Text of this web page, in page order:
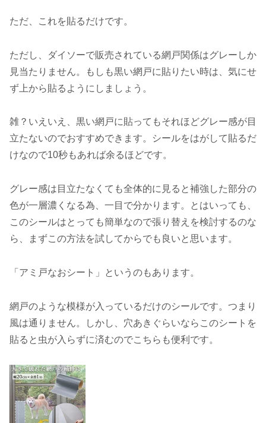
ただ、これを貼るだけです。
ただし、ダイソーで販売されている網戸関係はグレーしか
見当たりません。もしも黒い網戸に貼りたい時は、気にせ
ず上から貼るようにしましょう。
雑？いえいえ、黒い網戸に貼ってもそれほどグレー感が目
立たないのでおすすめできます。シールをはがして貼るだ
けなので10秒もあれば余るほどです。
グレー感は目立たなくても全体的に見ると補強した部分の
色が一層濃くなる為、一目で分かります。とはいっても、
このシールはとっても簡単なので張り替えを検討するのな
ら、まずこの方法を試してからでも良いと思います。
「アミ戸なおシート」というのもあります。
網戸のような模様が入っているだけのシールです。つまり
風は通りません。しかし、穴あきぐらいならこのシートを
貼ると虫が入らずに済むのでこちらも便利です。